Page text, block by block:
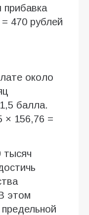
прибавка
470 рублей
около
балла.
× 156,76 =
тысяч
этом